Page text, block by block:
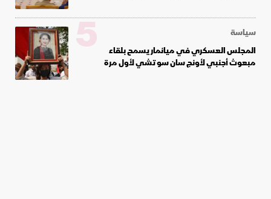
سياسة
المجلس العسكري في ميانمار يسمح بلقاء
مبعوث أجنبي لأونج سان سو تشي لأول مرة 5